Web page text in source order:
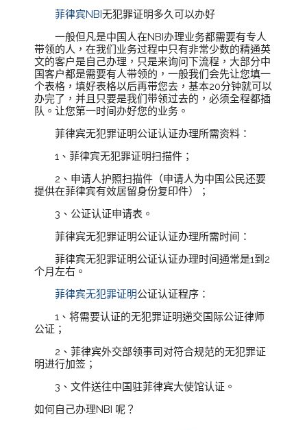
菲律宾NBI无犯罪证明多久可以办好
一般但凡是中国人在NBI办理业务都需要有专人
带领的人，在我们业务过程中只有非常少数的精通英
文的客户是自己办理，只是来询问下流程，大部分中
国客户都是需要有人带领的，一般我们会先让您填一
个表格，填好表格以后再带您去，基本20分钟就可以
办完了，并且只要是我们带领过去的，必须全程都插
队。让您第一时间办好您的业务。
菲律宾无犯罪证明公证认证办理所需资料：
1、菲律宾无犯罪证明扫描件；
2、申请人护照扫描件（申请人为中国公民还要
提供在菲律宾有效居留身份复印件）；
3、公证认证申请表。
菲律宾无犯罪证明公证认证办理所需时间：
菲律宾无犯罪证明公证认证办理时间通常是1到2
个月左右。
菲律宾无犯罪证明公证认证程序：
1、将需要认证的无犯罪证明递交国际公证律师
公证；
2、菲律宾外交部领事司对符合规范的无犯罪证
明进行加签；
3、文件送往中国驻菲律宾大使馆认证。
如何自己办理NBI 呢？